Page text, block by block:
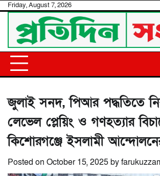
Skip
content
Friday, August 7, 2026
জুলাই সনদ, পিআর পদ্ধতিতে
লেভেল প্লেয়িং ও গণহত্যার
কিশোরগঞ্জে ইসলামী
Posted on October 15, 2025by